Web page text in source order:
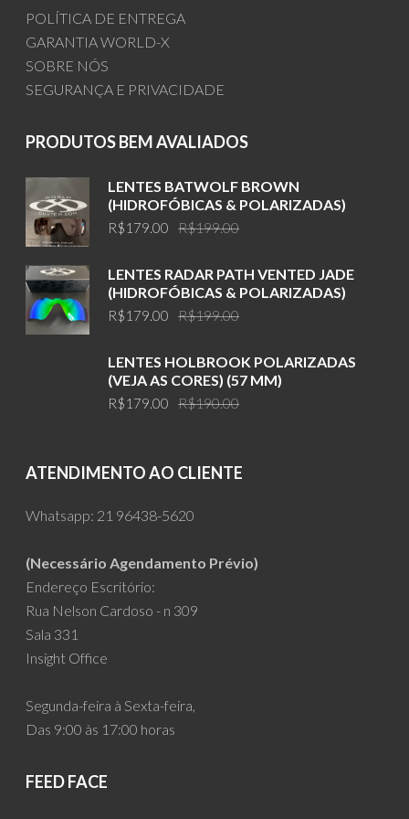
POLÍTICA DE ENTREGA
GARANTIA WORLD-X
SOBRE NÓS
SEGURANÇA E PRIVACIDADE
PRODUTOS BEM AVALIADOS
LENTES BATWOLF BROWN
(HIDROFÓBICAS & POLARIZADAS)
R$199.00
was:
R$199.00.
R$179.00
is:
R$179.00.
LENTES RADAR PATH VENTED JADE
(HIDROFÓBICAS & POLARIZADAS)
R$199.00
was:
R$199.00.
R$179.00
is:
R$179.00.
LENTES HOLBROOK POLARIZADAS
(VEJA AS CORES) (57 MM)
R$190.00
R$190.00.
R$179.00
R$179.00.
ATENDIMENTO AO CLIENTE
Whatsapp: 21 96438-5620
(Necessário Agendamento Prévio)
Endereço Escritório:
Rua Nelson Cardoso - n 309
Sala 331
Insight Office
Segunda-feira à Sexta-feira,
Das 9:00 às 17:00 horas
FEED FACE